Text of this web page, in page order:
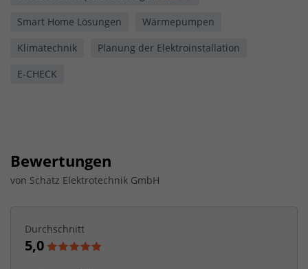
Smart Home Lösungen
Wärmepumpen
Klimatechnik
Planung der Elektro­installation
E-CHECK
Bewertungen
von Schatz Elektrotechnik GmbH
Durchschnitt
5,0